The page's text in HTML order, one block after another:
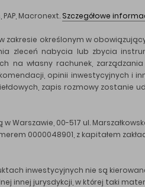
Macronext. Szczegółowe
określonym w
zleceń nabycia lub zbycia
na własny rachunek,
opinii inwestycyjnych i
zapis rozmowy
Warszawie, 00-517 ul.
0000048901, z kapitałem
inwestycyjnych nie są
innej jurysdykcji, w której taki